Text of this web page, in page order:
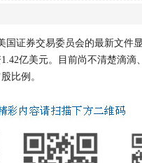
证券交易委员会的最新文件
亿美元。目前尚不清楚滴滴
比例。